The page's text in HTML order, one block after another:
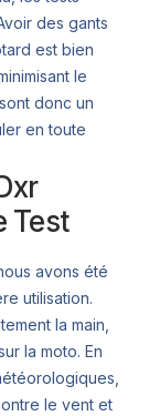
des gants
est bien
le
donc un
en toute
Test
avons été
utilisation.
la main,
la moto. En
le vent et